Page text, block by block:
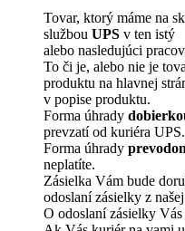
Tovar, ktorý máme na
službou UPS v ten istý
alebo nasledujúci
To či je, alebo nie je
produktu na hlavnej
v popise produktu.
Forma úhrady
prevzatí od kuriéra UPS.
Forma úhrady
neplatíte.
Zásielka Vám bude
odoslaní zásielky z
O odoslaní zásielky Vás